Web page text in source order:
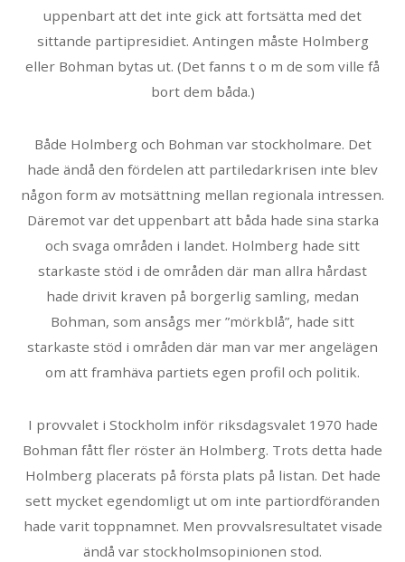
uppenbart att det inte gick att fortsätta med det
sittande partipresidiet. Antingen måste Holmberg
eller Bohman bytas ut. (Det fanns t o m de som ville få
bort dem båda.)
Både Holmberg och Bohman var stockholmare. Det
hade ändå den fördelen att partiledarkrisen inte blev
någon form av motsättning mellan regionala intressen.
Däremot var det uppenbart att båda hade sina starka
och svaga områden i landet. Holmberg hade sitt
starkaste stöd i de områden där man allra hårdast
hade drivit kraven på borgerlig samling, medan
Bohman, som ansågs mer ”mörkblå”, hade sitt
starkaste stöd i områden där man var mer angelägen
om att framhäva partiets egen profil och politik.
I provvalet i Stockholm inför riksdagsvalet 1970 hade
Bohman fått fler röster än Holmberg. Trots detta hade
Holmberg placerats på första plats på listan. Det hade
sett mycket egendomligt ut om inte partiordföranden
hade varit toppnamnet. Men provvalsresultatet visade
ändå var stockholmsopinionen stod.